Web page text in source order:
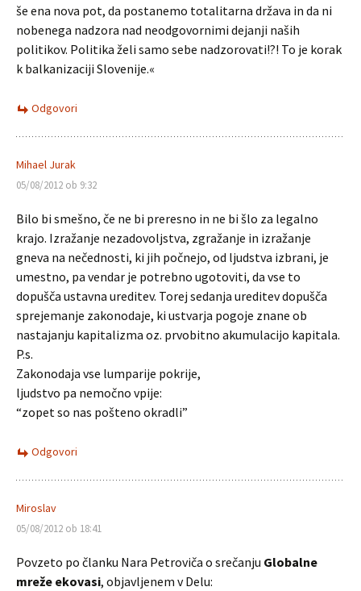
še ena nova pot, da postanemo totalitarna država in da ni
nobenega nadzora nad neodgovornimi dejanji naših
politikov. Politika želi samo sebe nadzorovati!?! To je korak
k balkanizaciji Slovenije.«
Odgovori
Mihael Jurak
05/08/2012 ob 9:32
Bilo bi smešno, če ne bi preresno in ne bi šlo za legalno
krajo. Izražanje nezadovoljstva, zgražanje in izražanje
gneva na nečednosti, ki jih počnejo, od ljudstva izbrani, je
umestno, pa vendar je potrebno ugotoviti, da vse to
dopušča ustavna ureditev. Torej sedanja ureditev dopušča
sprejemanje zakonodaje, ki ustvarja pogoje znane ob
nastajanju kapitalizma oz. prvobitno akumulacijo kapitala.
P.s.
Zakonodaja vse lumparije pokrije,
ljudstvo pa nemočno vpije:
“zopet so nas pošteno okradli”
Odgovori
Miroslav
05/08/2012 ob 18:41
Povzeto po članku Nara Petroviča o srečanju Globalne
mreže ekovasi, objavljenem v Delu: